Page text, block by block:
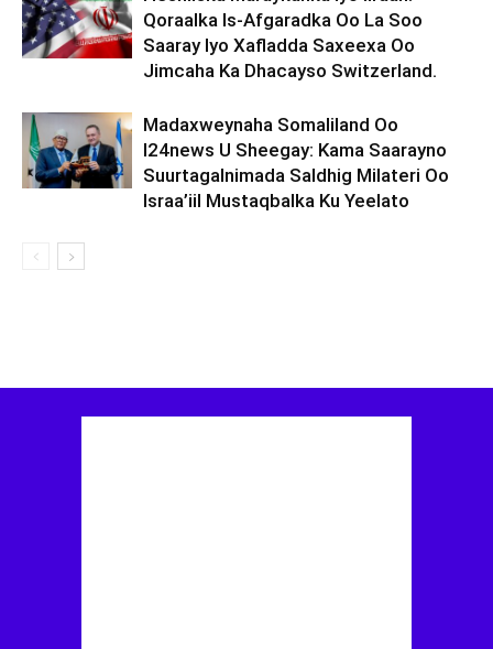
Qoraalka Is-Afgaradka Oo La Soo
Saaray Iyo Xafladda Saxeexa Oo
Jimcaha Ka Dhacayso Switzerland.
Madaxweynaha Somaliland Oo
I24news U Sheegay: Kama Saarayno
Suurtagalnimada Saldhig Milateri Oo
Israa’iil Mustaqbalka Ku Yeelato